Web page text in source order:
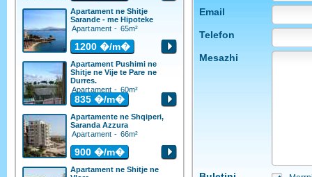
Email
Telefon
Mesazhi
Apartament ne Shitje
Sarande - me Hipoteke
Apartament - 65m²
1200 �/m�
Apartament Pushimi ne
Shitje ne Vije te Pare ne
Durres.
Apartament - 60m²
835 �/m�
Apartamente ne Shqiperi,
Saranda Azzura
Apartament - 66m²
900 �/m�
Apartament ne Shitje ne